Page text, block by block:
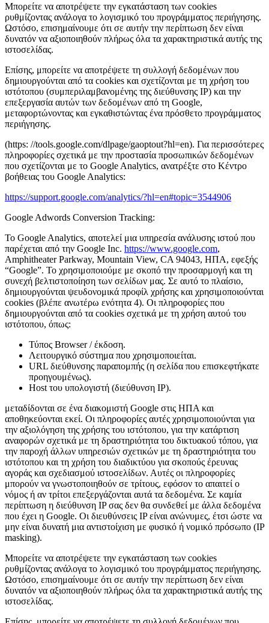
Μπορείτε να αποτρέψετε την εγκατάσταση των cookies
ρυθμίζοντας ανάλογα το λογισμικό του προγράμματος περιήγησης.
Ωστόσο, επισημαίνουμε ότι σε αυτήν την περίπτωση δεν είναι
δυνατόν να αξιοποιηθούν πλήρως όλα τα χαρακτηριστικά αυτής της
ιστοσελίδας.
Επίσης, μπορείτε να αποτρέψετε τη συλλογή δεδομένων που
δημιουργούνται από τα cookies και σχετίζονται με τη χρήση του
ιστότοπου (συμπεριλαμβανομένης της διεύθυνσης IP) και την
επεξεργασία αυτών των δεδομένων από τη Google,
μεταφορτώνοντας και εγκαθιστώντας ένα πρόσθετο προγράμματος
περιήγησης.
(https: //tools.google.com/dlpage/gaoptout?hl=en). Για περισσότερες
πληροφορίες σχετικά με την προστασία προσωπικών δεδομένων
που σχετίζονται με το Google Analytics, ανατρέξτε στο Κέντρο
βοήθειας του Google Analytics:
https://support.google.com/analytics/?hl=en#topic=3544906
Google Adwords Conversion Tracking:
Το Google Analytics, αποτελεί μια υπηρεσία ανάλυσης ιστού που
παρέχεται από την Google Inc. https://www.google.com,
Amphitheater Parkway, Mountain View, CA 94043, ΗΠΑ, εφεξής
“Google”. Το χρησιμοποιούμε με σκοπό την προσαρμογή και τη
συνεχή βελτιστοποίηση των σελίδων μας. Σε αυτό το πλαίσιο,
δημιουργούνται ψευδονομικά προφίλ χρήσης και χρησιμοποιούνται
cookies (βλέπε ανωτέρω ενότητα 4). Οι πληροφορίες που
δημιουργούνται από τα cookies σχετικά με τη χρήση αυτού του
ιστότοπου, όπως:
Τύπος Browser / έκδοση.
Λειτουργικό σύστημα που χρησιμοποιείται.
URL διεύθυνσης παραπομπής (η σελίδα που επισκεφτήκατε
προηγουμένως).
Host του υπολογιστή (διεύθυνση IP).
μεταδίδονται σε ένα διακομιστή Google στις ΗΠΑ και
αποθηκεύονται εκεί. Οι πληροφορίες αυτές χρησιμοποιούνται για
την αξιολόγηση της χρήσης του ιστότοπου, για την κατάρτιση
αναφορών σχετικά με τη δραστηριότητα του δικτυακού τόπου, για
την παροχή άλλων υπηρεσιών σχετικών με τη δραστηριότητα του
ιστότοπου και τη χρήση του διαδικτύου για σκοπούς έρευνας
αγοράς και σχεδιασμού ιστοσελίδων. Αυτές οι πληροφορίες
μπορούν να γνωστοποιηθούν σε τρίτους, εφόσον το απαιτεί ο
νόμος ή αν τρίτοι επεξεργάζονται αυτά τα δεδομένα. Σε καμία
περίπτωση η διεύθυνση IP σας δεν θα συνδεθεί με άλλα δεδομένα
που έχει η Google. Οι διευθύνσεις IP είναι ανώνυμες, έτσι ώστε να
μην είναι δυνατή μια αντιστοίχιση με φυσικό ή νομικό πρόσωπο (IP
masking).
Μπορείτε να αποτρέψετε την εγκατάσταση των cookies
ρυθμίζοντας ανάλογα το λογισμικό του προγράμματος περιήγησης.
Ωστόσο, επισημαίνουμε ότι σε αυτήν την περίπτωση δεν είναι
δυνατόν να αξιοποιηθούν πλήρως όλα τα χαρακτηριστικά αυτής της
ιστοσελίδας.